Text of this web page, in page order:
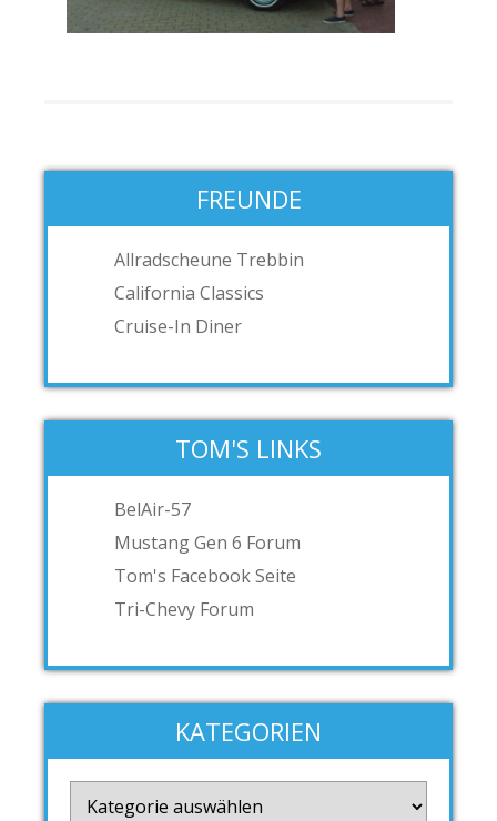
FREUNDE
Allradscheune Trebbin
California Classics
Cruise-In Diner
TOM'S LINKS
BelAir-57
Mustang Gen 6 Forum
Tom's Facebook Seite
Tri-Chevy Forum
KATEGORIEN
Kategorien